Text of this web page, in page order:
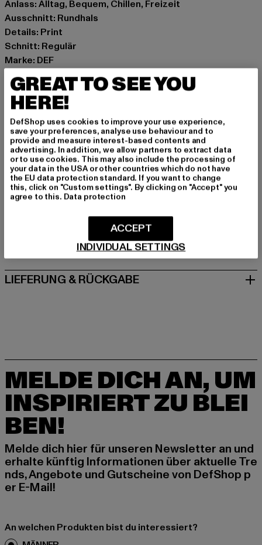
Anlass: Alltag, Bequem, Chillen, Freizeit
Ausschnitt: Rundhals
Details: Print
Schnitt: Regulär
Marke: DEF
Kat.: T-Shirts
Farbe: schwarz
Hersteller Farbe: jet black washed
Materialzusammensetzung: 100% Baumwolle
Art.Nr: DFTS251-20366
Hersteller: TB International GmbH |info@tbint.de
Dr.-Robert-Murjahn-Straße 7 | 64372 Ober-Ramstadt |
DE
GRÖSSE & PASSFORM
PFLEGEHINWEISE
LIEFERUNG & RÜCKGABE
MELDE DICH AN, UM
INSPIRIERT ZU BLEI
BEN!
Melde dich hier für unseren Newsletter an und
erhalte künftig Informationen über aktuelle Tre
nds, Angebote und Gutscheine von DefShop p
er E-Mail!
An welchen Produkten bist du interessiert?
GREAT TO SEE YOU
HERE!
DefShop uses cookies to improve your use experience,
save your preferences, analyse use behaviour and to
provide and measure interest-based contents and
advertising. In addition, we allow partners to extract data
or to use cookies. This may also include the processing of
your data in the USA or other countries which do not have
the EU data protection standard. If you want to change
this, click on "Custom settings". By clicking on "Accept" you
agree to this. Data protection
INDIVIDUAL SETTINGS
ACCEPT